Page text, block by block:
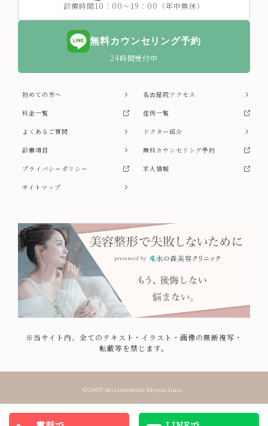
診療時間10：00～19：00（年中無休）
無料カウンセリング予約
24時間受付中
初めての方へ 名古屋院アクセス
料金一覧 症例一覧
よくあるご質問 ドクター紹介
診療項目 無料カウンセリング予約
プライバシーポリシー 求人情報
サイトマップ
※当サイト内、全てのテキスト・イラスト・画像の無断複写・
転載等を禁じます。
©2005 mizunomori-biyouclinic.